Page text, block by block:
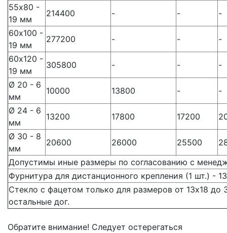
55х80 -
19 мм
214400 - -
-
60х100 -
19 мм
277200 - -
-
60х120 -
19 мм
305800 - -
-
Ø 20 - 6
мм
10000 13800 -
-
Ø 24 - 6
мм
13200 17800 17200
Ø 30 - 8
мм
20600 26000 25500
Допустимы иные размеры по согласованию с
Фурнитура для дистанционного крепления (1 шт.) -
Стекло с фацетом только для размеров от 13х18 до
остальные дог.
Обратите внимание! Следует остерегаться